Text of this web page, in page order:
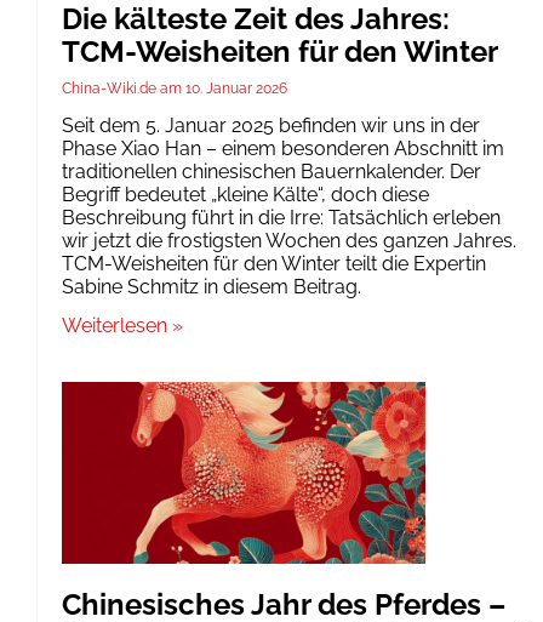
Die kälteste Zeit des Jahres:
TCM-Weisheiten für den Winter
China-Wiki.de 10. Januar 2026
Seit dem 5. Januar 2025 befinden wir uns in der
Phase Xiao Han – einem besonderen Abschnitt im
traditionellen chinesischen Bauernkalender. Der
Begriff bedeutet „kleine Kälte“, doch diese
Beschreibung führt in die Irre: Tatsächlich erleben
wir jetzt die frostigsten Wochen des ganzen Jahres.
TCM-Weisheiten für den Winter teilt die Expertin
Sabine Schmitz in diesem Beitrag.
Weiterlesen »
Chinesisches Jahr des Pferdes –